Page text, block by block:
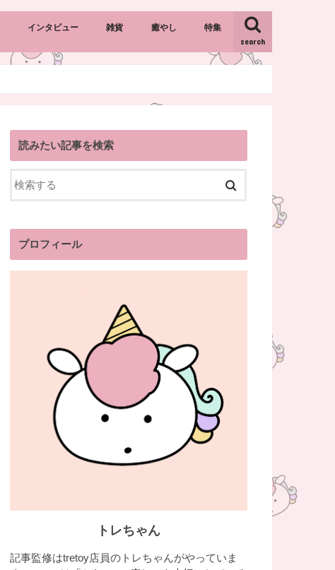
search
インタビュー 雑貨
キャラクター雑貨
カントリー雑貨
インテリア雑貨
おすすめギフト・プレゼント
癒やし 特集
読みたい記事を検索
プロフィール
トレちゃん
記事監修はtretoy店員のトレちゃんがやっていま